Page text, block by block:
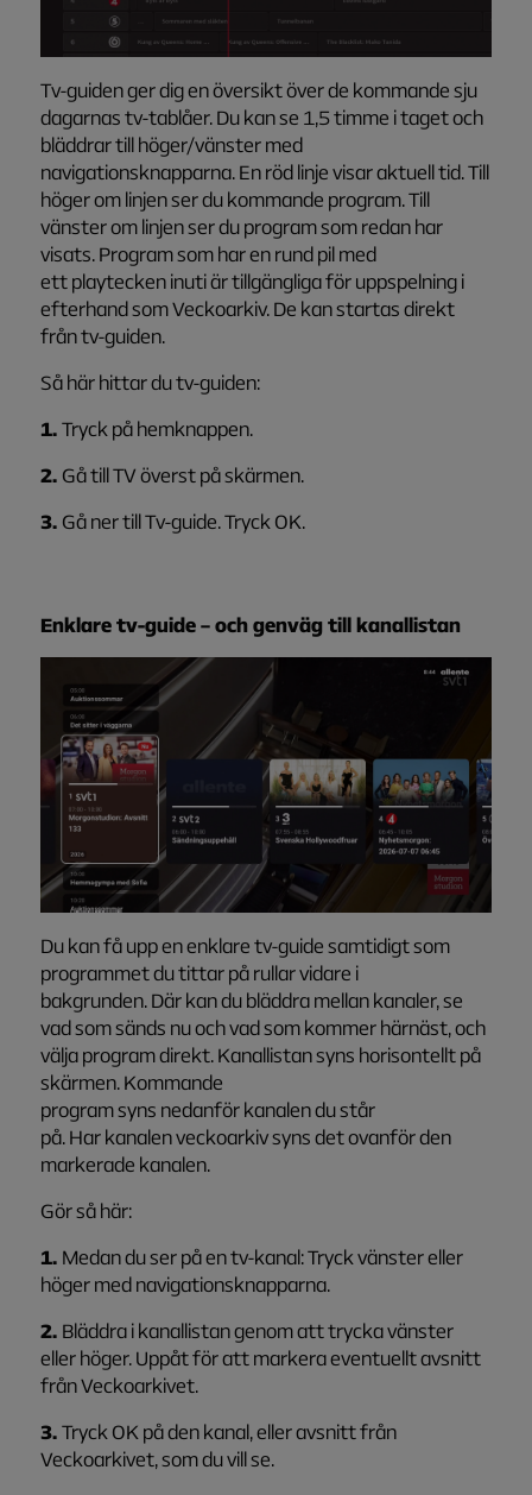
Tv-guiden ger dig en översikt över de kommande sju
dagarnas tv-tablåer. Du kan se 1,5 timme i taget och
bläddrar till höger/vänster med
navigationsknapparna. En röd linje visar aktuell tid. Till
höger om linjen ser du kommande program. Till
vänster om linjen ser du program som redan har
visats. Program som har en rund pil med
ett playtecken inuti är tillgängliga för uppspelning i
efterhand som Veckoarkiv. De kan startas direkt
från tv-guiden.
Så här hittar du tv-guiden:
1.Tryck på hemknappen.
2. Gå till TV överst på skärmen.
3. Gå ner till Tv-guide. Tryck OK.
Enklare tv-guide–ochgenväg till kanallistan
Du kan få upp en enklare tv-guide samtidigt som
programmet du tittar på rullar vidare i
bakgrunden. Där kan du bläddra mellan kanaler, se
vad som sänds nu och vad som kommer härnäst, och
välja program direkt. Kanallistan syns horisontellt på
skärmen. Kommande
program syns nedanför kanalen du står
på. Har kanalen veckoarkiv syns det ovanför den
markerade kanalen.
Gör så här:
1. Medan du ser på en tv-kanal: Tryck vänster eller
höger med navigationsknapparna.
2. Bläddra i kanallistan genom att trycka vänster
eller höger. Uppåt för att markera eventuellt avsnitt
från Veckoarkivet.
3.Tryck OK på den kanal, eller avsnitt från
Veckoarkivet, som du vill se.